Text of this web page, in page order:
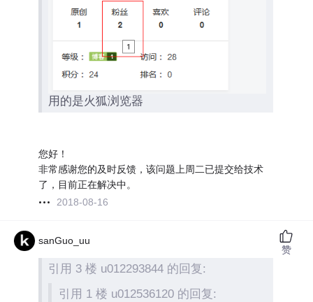
用的是火狐浏览器
您好！
非常感谢您的及时反馈，该问题上周二已提交给技术
了，目前正在解决中。
2018-08-16
sanGuo_uu
引用 3 楼 u012293844 的回复:
引用 1 楼 u012536120 的回复:
赞